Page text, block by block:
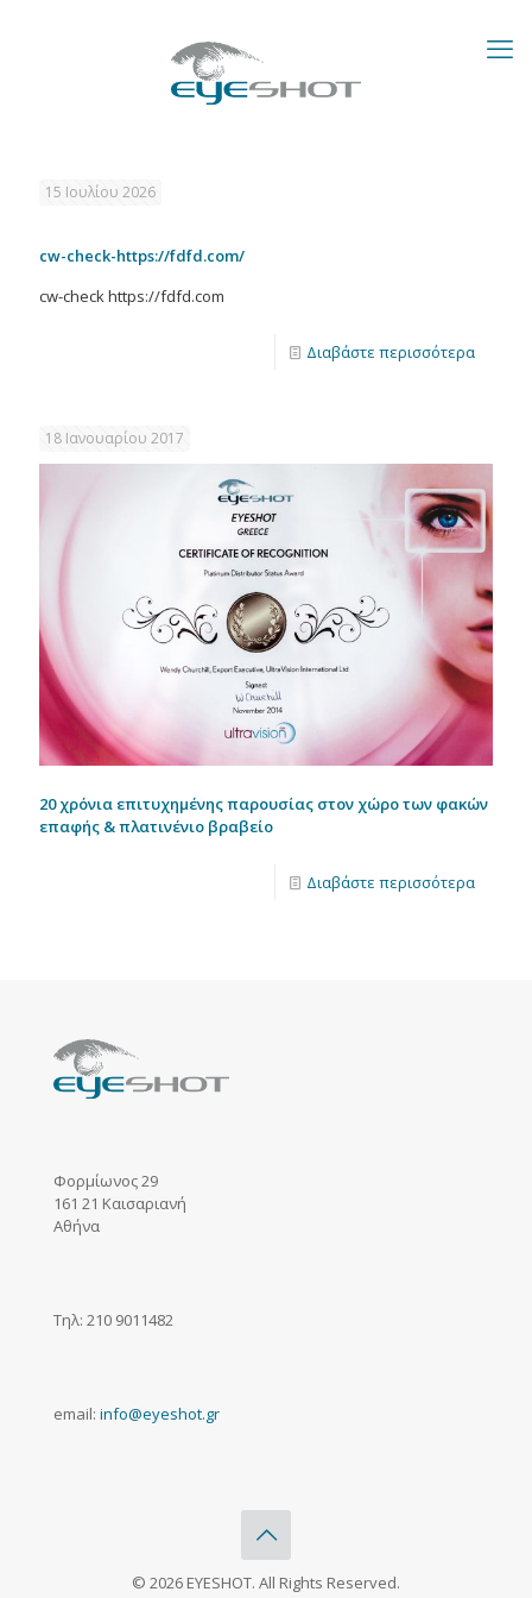
15 Ιουλίου 2026
cw-check-https://fdfd.com/
cw-check https://fdfd.com
Διαβάστε περισσότερα
18 Ιανουαρίου 2017
20 χρόνια επιτυχημένης παρουσίας στον χώρο των φακών
επαφής & πλατινένιο βραβείο
Διαβάστε περισσότερα
Φορμίωνος 29
161 21 Καισαριανή
Αθήνα
Τηλ: 210 9011482
email: info@eyeshot.gr
© 2026 EYESHOT. All Rights Reserved.